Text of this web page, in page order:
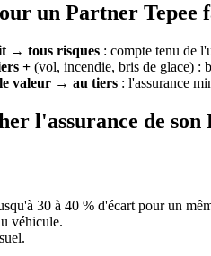
un Partner Tepee
→ tous risques : compte tenu de
+ (vol, incendie, bris de glace) :
valeur → au tiers : l'assurance
l'assurance de son
30 à 40 % d'écart pour un
véhicule.